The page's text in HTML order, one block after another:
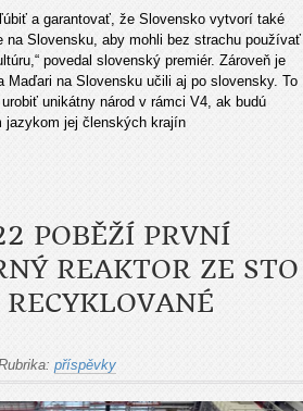
a garantovať, že Slovensko vytvorí také
na Slovensku, aby mohli bez strachu používať
povedal slovenský premiér. Zároveň je
Maďari na Slovensku učili aj po slovensky. To
unikátny národ v rámci V4, ak budú
jej členských krajín
POBĚŽÍ PRVNÍ
REAKTOR ZE STO
příspěvky